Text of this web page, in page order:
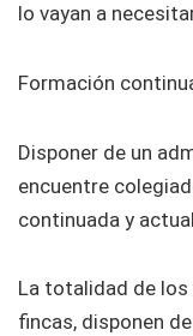
lo vayan a
Formación
Disponer de un
encuentre
continuada y
La totalidad de
fincas, disponen